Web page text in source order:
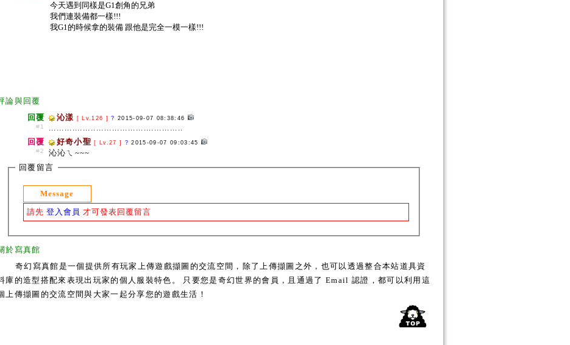
今天遇到同樣是G1創角的兄弟
我們連裝備都一樣!!!
我G1的時候拿的裝備 跟他是完全一模一樣!!!
論與回覆
回覆
#1
沁漾 [ Lv.126 ]? 2015-09-07 08:38:46
...................................................
回覆
#2
好奇小聖 [ Lv.27 ] ? 2015-09-07 09:03:45
沁沁ㄟ~~~
回覆留言
Message
請先 登入會員 才可發表回覆留言
於寫真館
奇幻寫真館是一個提供所有玩家上傳遊戲擷圖的交流空間，除了上傳擷圖之外，也可以透過整合本站道具資
庫的造型搭配來表現出玩家的個人服裝特色。 只要您是奇幻世界的會員，且通過了 Email 認證，都可以利用這
上傳擷圖的交流空間與大家一起分享您的遊戲生活！